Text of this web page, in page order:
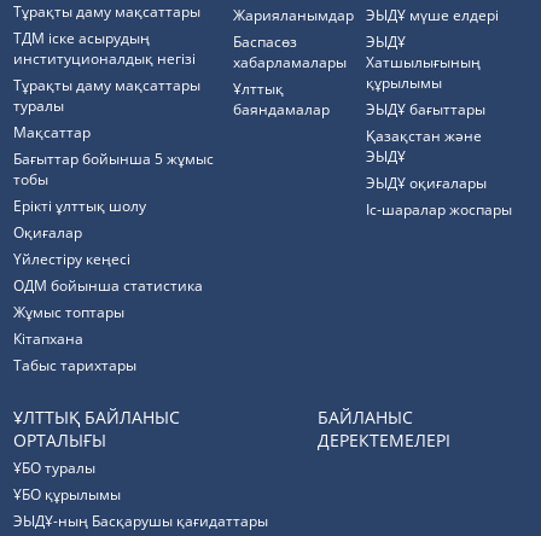
Тұрақты даму мақсаттары
ТДМ іске асырудың
институционалдық негізі
Тұрақты даму мақсаттары
туралы
Мақсаттар
Бағыттар бойынша 5 жұмыс
тобы
Ерікті ұлттық шолу
Оқиғалар
Үйлестіру кеңесі
ОДМ бойынша статистика
Жұмыс топтары
Кітапхана
Табыс тарихтары
Жарияланымдар
Баспасөз
хабарламалары
Ұлттық
баяндамалар
ЭЫДҰ мүше елдері
ЭЫДҰ
Хатшылығының
құрылымы
ЭЫДҰ бағыттары
Қазақстан және
ЭЫДҰ
ЭЫДҰ оқиғалары
Іс-шаралар жоспары
ҰЛТТЫҚ БАЙЛАНЫС
ОРТАЛЫҒЫ
ҰБО туралы
ҰБО құрылымы
ЭЫДҰ-ның Басқарушы қағидаттары
БАЙЛАНЫС
ДЕРЕКТЕМЕЛЕРІ